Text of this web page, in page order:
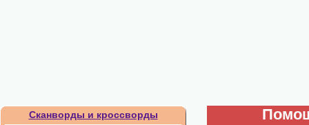
Сканворды и кроссворды